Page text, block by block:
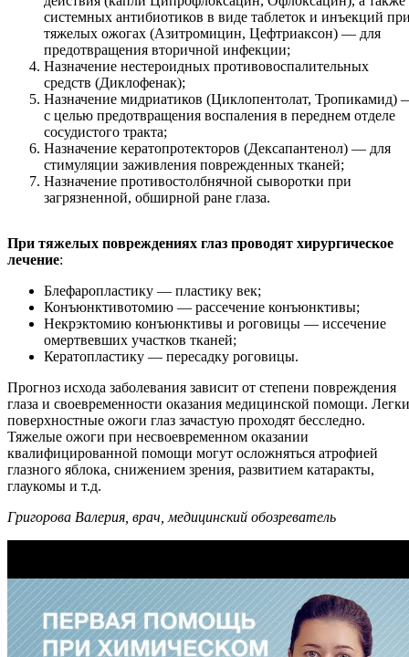
системных антибиотиков в виде таблеток и инъекций
тяжелых ожогах (Азитромицин, Цефтриаксон) — для
предотвращения вторичной инфекции;
Назначение нестероидных противовоспалительных
средств (Диклофенак);
Назначение мидриатиков (Циклопентолат, Тропикамид)
с целью предотвращения воспаления в переднем отделе
сосудистого тракта;
Назначение кератопротекторов (Дексапантенол) — для
стимуляции заживления поврежденных тканей;
Назначение противостолбнячной сыворотки при
загрязненной, обширной ране глаза.
При тяжелых повреждениях глаз проводят хирургическое
лечение:
Блефаропластику — пластику век;
Конъюнктивотомию — рассечение конъюнктивы;
Некрэктомию конъюнктивы и роговицы — иссечение
омертвевших участков тканей;
Кератопластику — пересадку роговицы.
Прогноз исхода заболевания зависит от степени повреждения
глаза и своевременности оказания медицинской помощи.
поверхностные ожоги глаз зачастую проходят бесследно.
Тяжелые ожоги при несвоевременном оказании
квалифицированной помощи могут осложняться атрофией
глазного яблока, снижением зрения, развитием катаракты,
глаукомы и т.д.
Григорова Валерия, врач, медицинский обозреватель